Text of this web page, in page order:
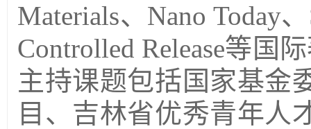
Materials、 Nano Today、
Controlled Release等国
主持课题包括国家基金
目、吉林省优秀青年人